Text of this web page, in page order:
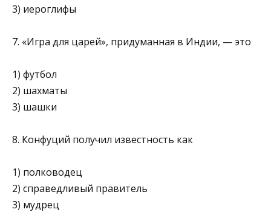
3) иероглифы
7. «Игра для царей», придуманная в Индии, — это
1) футбол
2) шахматы
3) шашки
8. Конфуций получил известность как
1) полководец
2) справедливый правитель
3) мудрец